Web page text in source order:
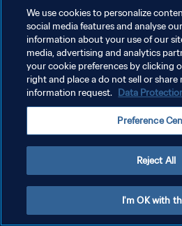
DATENSCHUTZ
NUTZUNGSBEDINGUNGEN
COOKIE-EINSTELLUNGEN VERWALTEN
We use cookies to personalize
social media features and analyse
information about your use of our
media, advertising and analytics
your cookie preferences by clicking
right and place a do not sell or share
information request. Data
Preference
Reject All
I'm OK with